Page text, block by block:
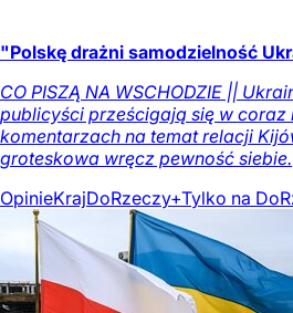
"Polskę drażni samodzielność
CO PISZĄ NA WSCHODZIE ||
publicyści prześcigają się w
komentarzach na temat relacji
groteskowa wręcz pewność siebie.
OpinieKrajDoRzeczy+Tylko na